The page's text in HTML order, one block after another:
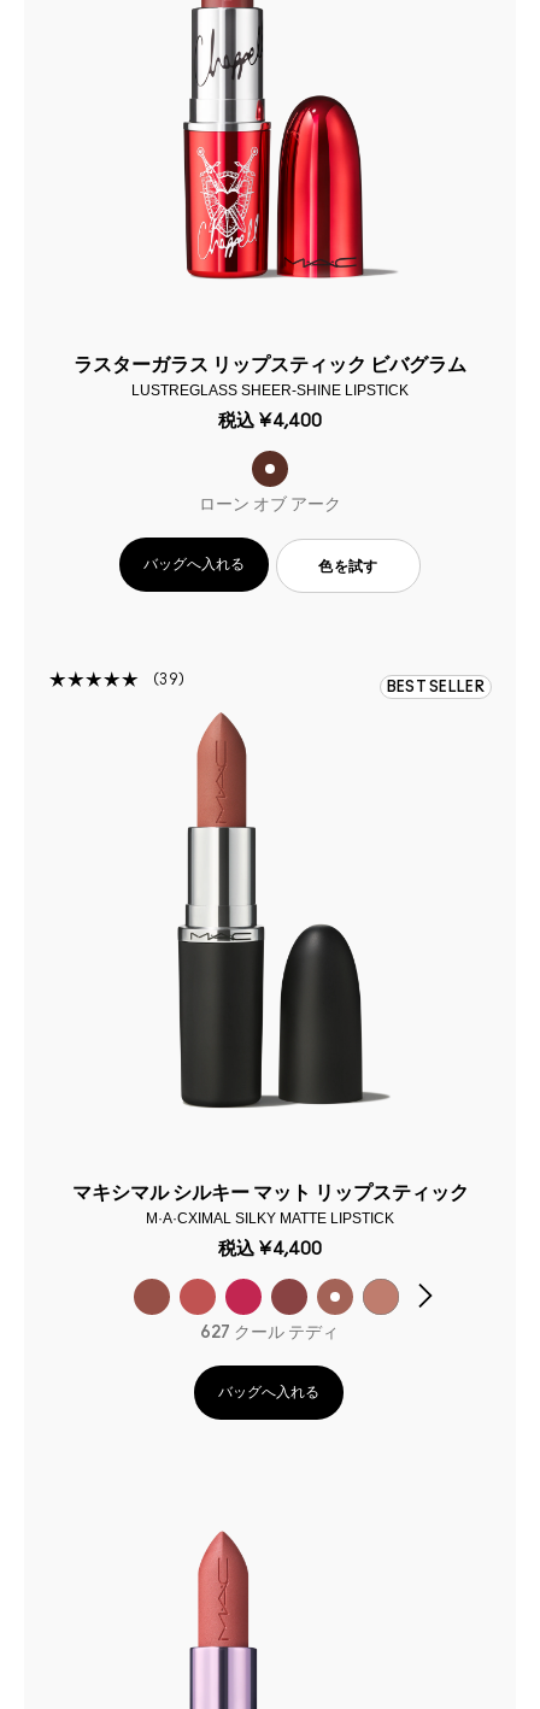
ラスターガラス リップスティック ビバグラム
LUSTREGLASS SHEER-SHINE LIPSTICK
税込 ¥4,400
ローン オブ アーク
バッグへ入れる 色を試す
39 BEST SELLER
マキシマル シルキー マット リップスティック
M·A·CXIMAL SILKY MATTE LIPSTICK
税込 ¥4,400
627 クール テディ
バッグへ入れる